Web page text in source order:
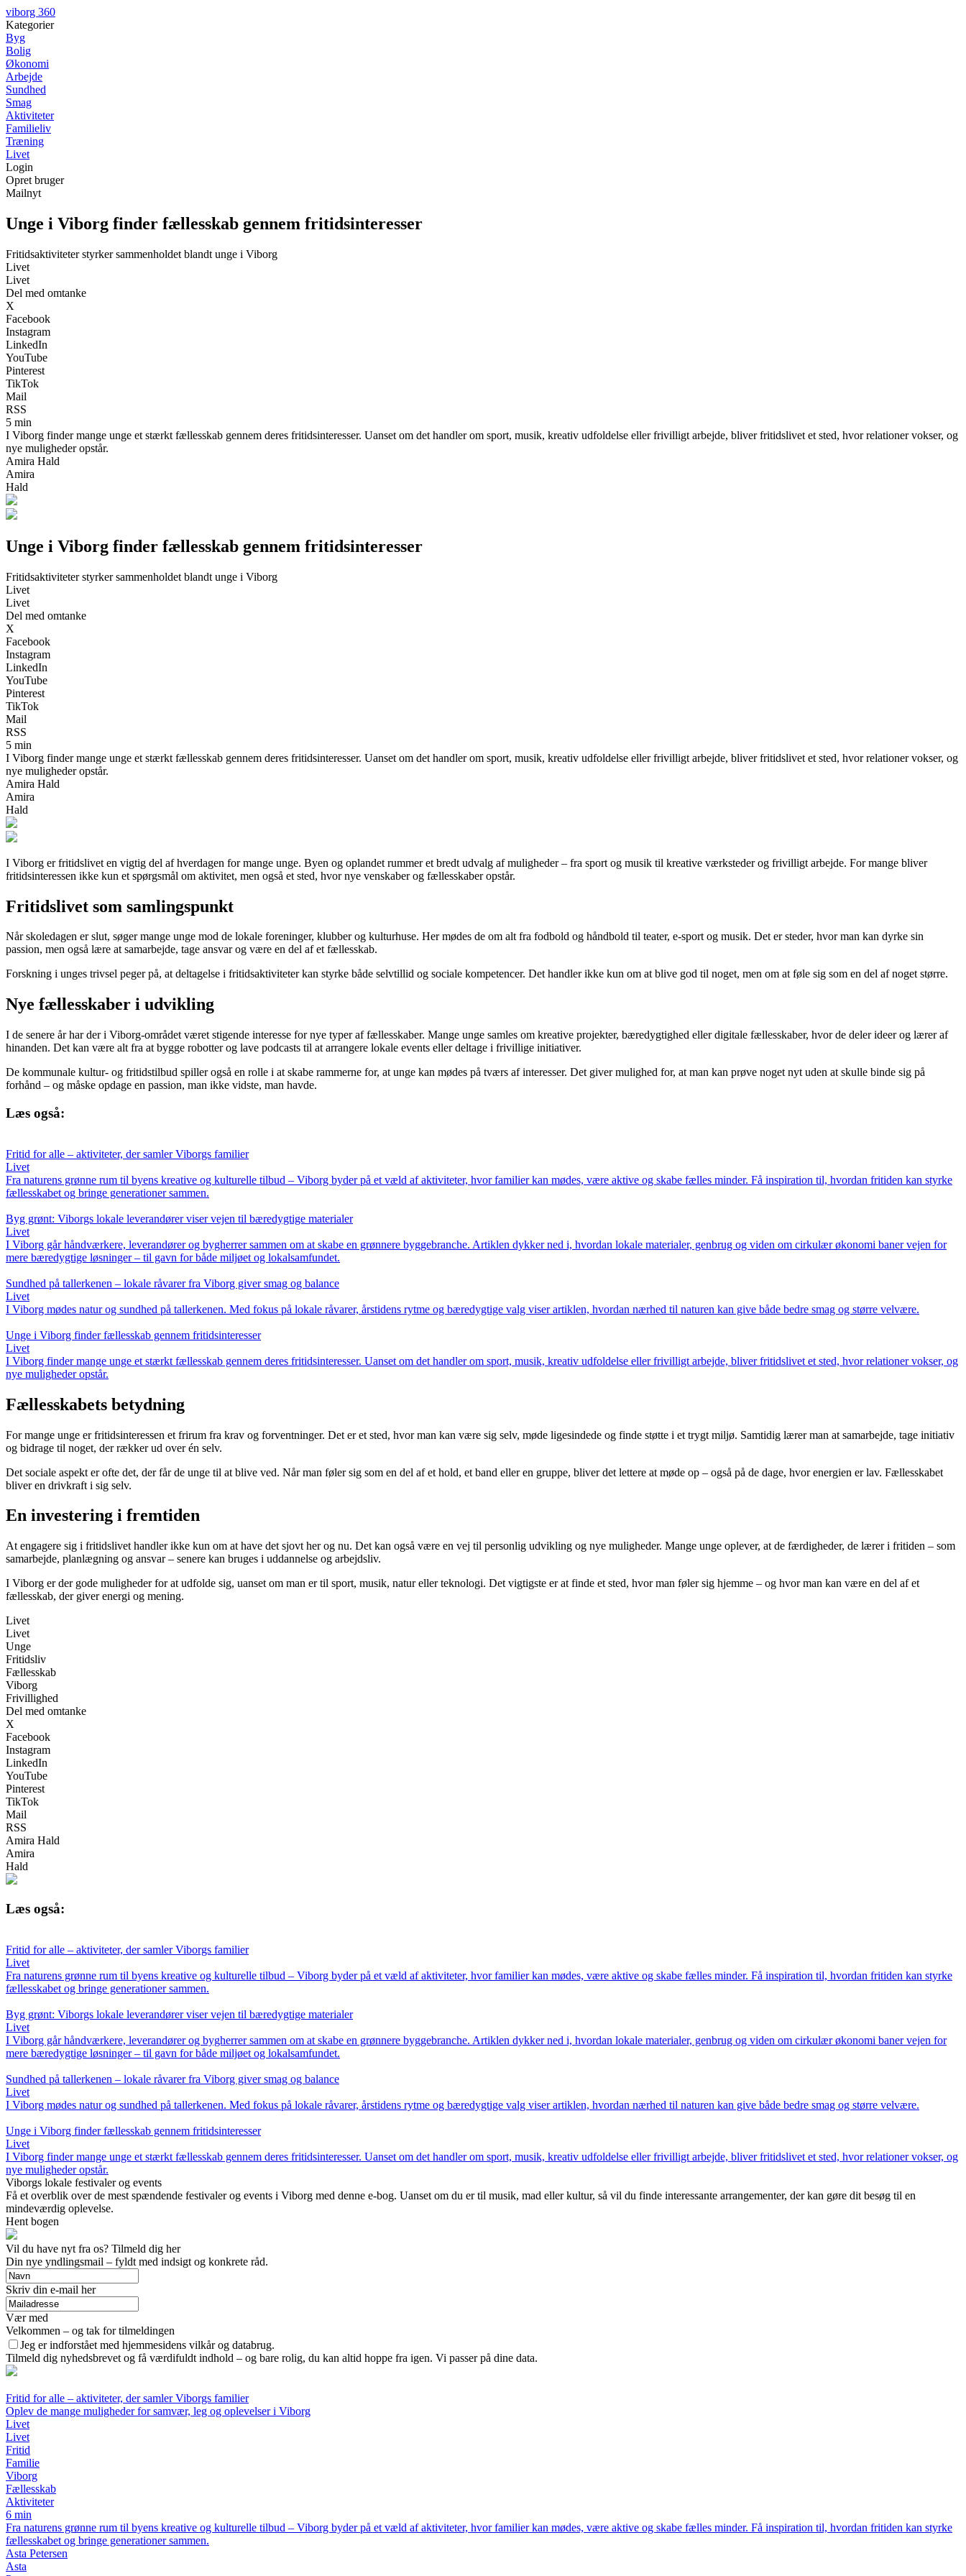
viborg 360
Kategorier
Byg
Bolig
Økonomi
Arbejde
Sundhed
Smag
Aktiviteter
Familieliv
Træning
Livet
Login
Opret bruger
Mailnyt
Unge i Viborg finder fællesskab gennem fritidsinteresser
Fritidsaktiviteter styrker sammenholdet blandt unge i Viborg
Livet
Livet
Del med omtanke
X
Facebook
Instagram
LinkedIn
YouTube
Pinterest
TikTok
Mail
RSS
5 min
I Viborg finder mange unge et stærkt fællesskab gennem deres fritidsinteresser. Uanset om det handler om sport, musik, kreativ udfoldelse eller frivilligt arbejde, bliver fritidslivet et sted, hvor relationer vokser, og
nye muligheder opstår.
Amira Hald
Amira
Hald
Unge i Viborg finder fællesskab gennem fritidsinteresser
Fritidsaktiviteter styrker sammenholdet blandt unge i Viborg
Livet
Livet
Del med omtanke
X
Facebook
Instagram
LinkedIn
YouTube
Pinterest
TikTok
Mail
RSS
5 min
I Viborg finder mange unge et stærkt fællesskab gennem deres fritidsinteresser. Uanset om det handler om sport, musik, kreativ udfoldelse eller frivilligt arbejde, bliver fritidslivet et sted, hvor relationer vokser, og
nye muligheder opstår.
Amira Hald
Amira
Hald
I Viborg er fritidslivet en vigtig del af hverdagen for mange unge. Byen og oplandet rummer et bredt udvalg af muligheder – fra sport og musik til kreative værksteder og frivilligt arbejde. For mange bliver
fritidsinteressen ikke kun et spørgsmål om aktivitet, men også et sted, hvor nye venskaber og fællesskaber opstår.
Fritidslivet som samlingspunkt
Når skoledagen er slut, søger mange unge mod de lokale foreninger, klubber og kulturhuse. Her mødes de om alt fra fodbold og håndbold til teater, e-sport og musik. Det er steder, hvor man kan dyrke sin
passion, men også lære at samarbejde, tage ansvar og være en del af et fællesskab.
Forskning i unges trivsel peger på, at deltagelse i fritidsaktiviteter kan styrke både selvtillid og sociale kompetencer. Det handler ikke kun om at blive god til noget, men om at føle sig som en del af noget større.
Nye fællesskaber i udvikling
I de senere år har der i Viborg-området været stigende interesse for nye typer af fællesskaber. Mange unge samles om kreative projekter, bæredygtighed eller digitale fællesskaber, hvor de deler ideer og lærer af
hinanden. Det kan være alt fra at bygge robotter og lave podcasts til at arrangere lokale events eller deltage i frivillige initiativer.
De kommunale kultur- og fritidstilbud spiller også en rolle i at skabe rammerne for, at unge kan mødes på tværs af interesser. Det giver mulighed for, at man kan prøve noget nyt uden at skulle binde sig på
forhånd – og måske opdage en passion, man ikke vidste, man havde.
Læs også:
Fritid for alle – aktiviteter, der samler Viborgs familier
Livet
Fra naturens grønne rum til byens kreative og kulturelle tilbud – Viborg byder på et væld af aktiviteter, hvor familier kan mødes, være aktive og skabe fælles minder. Få inspiration til, hvordan fritiden kan styrke
fællesskabet og bringe generationer sammen.
Byg grønt: Viborgs lokale leverandører viser vejen til bæredygtige materialer
Livet
I Viborg går håndværkere, leverandører og bygherrer sammen om at skabe en grønnere byggebranche. Artiklen dykker ned i, hvordan lokale materialer, genbrug og viden om cirkulær økonomi baner vejen for
mere bæredygtige løsninger – til gavn for både miljøet og lokalsamfundet.
Sundhed på tallerkenen – lokale råvarer fra Viborg giver smag og balance
Livet
I Viborg mødes natur og sundhed på tallerkenen. Med fokus på lokale råvarer, årstidens rytme og bæredygtige valg viser artiklen, hvordan nærhed til naturen kan give både bedre smag og større velvære.
Unge i Viborg finder fællesskab gennem fritidsinteresser
Livet
I Viborg finder mange unge et stærkt fællesskab gennem deres fritidsinteresser. Uanset om det handler om sport, musik, kreativ udfoldelse eller frivilligt arbejde, bliver fritidslivet et sted, hvor relationer vokser, og
nye muligheder opstår.
Fællesskabets betydning
For mange unge er fritidsinteressen et frirum fra krav og forventninger. Det er et sted, hvor man kan være sig selv, møde ligesindede og finde støtte i et trygt miljø. Samtidig lærer man at samarbejde, tage initiativ
og bidrage til noget, der rækker ud over én selv.
Det sociale aspekt er ofte det, der får de unge til at blive ved. Når man føler sig som en del af et hold, et band eller en gruppe, bliver det lettere at møde op – også på de dage, hvor energien er lav. Fællesskabet
bliver en drivkraft i sig selv.
En investering i fremtiden
At engagere sig i fritidslivet handler ikke kun om at have det sjovt her og nu. Det kan også være en vej til personlig udvikling og nye muligheder. Mange unge oplever, at de færdigheder, de lærer i fritiden – som
samarbejde, planlægning og ansvar – senere kan bruges i uddannelse og arbejdsliv.
I Viborg er der gode muligheder for at udfolde sig, uanset om man er til sport, musik, natur eller teknologi. Det vigtigste er at finde et sted, hvor man føler sig hjemme – og hvor man kan være en del af et
fællesskab, der giver energi og mening.
Livet
Livet
Unge
Fritidsliv
Fællesskab
Viborg
Frivillighed
Del med omtanke
X
Facebook
Instagram
LinkedIn
YouTube
Pinterest
TikTok
Mail
RSS
Amira Hald
Amira
Hald
Læs også:
Fritid for alle – aktiviteter, der samler Viborgs familier
Livet
Fra naturens grønne rum til byens kreative og kulturelle tilbud – Viborg byder på et væld af aktiviteter, hvor familier kan mødes, være aktive og skabe fælles minder. Få inspiration til, hvordan fritiden kan styrke
fællesskabet og bringe generationer sammen.
Byg grønt: Viborgs lokale leverandører viser vejen til bæredygtige materialer
Livet
I Viborg går håndværkere, leverandører og bygherrer sammen om at skabe en grønnere byggebranche. Artiklen dykker ned i, hvordan lokale materialer, genbrug og viden om cirkulær økonomi baner vejen for
mere bæredygtige løsninger – til gavn for både miljøet og lokalsamfundet.
Sundhed på tallerkenen – lokale råvarer fra Viborg giver smag og balance
Livet
I Viborg mødes natur og sundhed på tallerkenen. Med fokus på lokale råvarer, årstidens rytme og bæredygtige valg viser artiklen, hvordan nærhed til naturen kan give både bedre smag og større velvære.
Unge i Viborg finder fællesskab gennem fritidsinteresser
Livet
I Viborg finder mange unge et stærkt fællesskab gennem deres fritidsinteresser. Uanset om det handler om sport, musik, kreativ udfoldelse eller frivilligt arbejde, bliver fritidslivet et sted, hvor relationer vokser, og
nye muligheder opstår.
Viborgs lokale festivaler og events
Få et overblik over de mest spændende festivaler og events i Viborg med denne e-bog. Uanset om du er til musik, mad eller kultur, så vil du finde interessante arrangementer, der kan gøre dit besøg til en
mindeværdig oplevelse.
Hent bogen
Vil du have nyt fra os? Tilmeld dig her
Din nye yndlingsmail – fyldt med indsigt og konkrete råd.
Skriv din e-mail her
Vær med
Velkommen – og tak for tilmeldingen
Jeg er indforstået med hjemmesidens vilkår og databrug.
Tilmeld dig nyhedsbrevet og få værdifuldt indhold – og bare rolig, du kan altid hoppe fra igen. Vi passer på dine data.
Fritid for alle – aktiviteter, der samler Viborgs familier
Oplev de mange muligheder for samvær, leg og oplevelser i Viborg
Livet
Livet
Fritid
Familie
Viborg
Fællesskab
Aktiviteter
6 min
Fra naturens grønne rum til byens kreative og kulturelle tilbud – Viborg byder på et væld af aktiviteter, hvor familier kan mødes, være aktive og skabe fælles minder. Få inspiration til, hvordan fritiden kan styrke
fællesskabet og bringe generationer sammen.
Asta Petersen
Asta